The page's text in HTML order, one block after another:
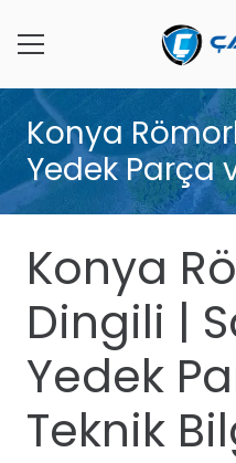
Konya
Yedek Parça
Konya
Dingili |
Yedek
Teknik